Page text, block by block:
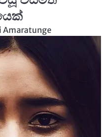
Amaratunge